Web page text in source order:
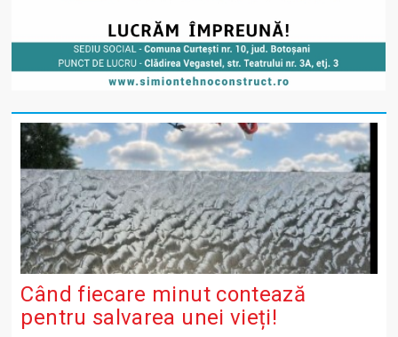
Când fiecare minut contează
pentru salvarea unei vieți!